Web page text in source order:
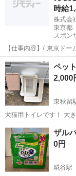
時給
株式会
東京都
スポン
【仕事内容】/ 東京ド
搬出スタッフを大募集!
ルに合わせて働ける 未
OK(手数料タダ)!早く...
アルバイト・パート
ペッ
2,000
東秋留
犬猫用トイレです！ 大
ッキに置いていたので
東京 あきる野市
ザル
0円
糀谷駅